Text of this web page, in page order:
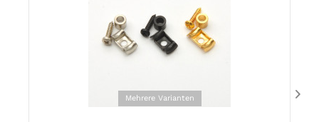
Mehrere Varianten